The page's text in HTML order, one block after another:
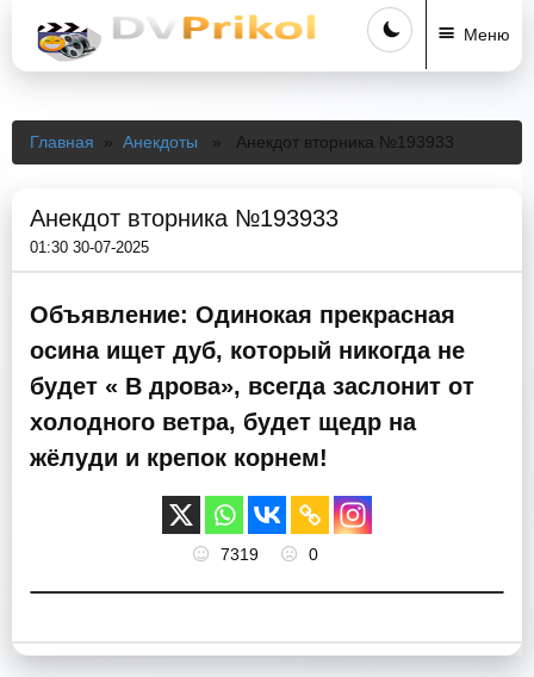
Меню
Главная » Анекдоты » Анекдот вторника №193933
Анекдот вторника №193933
01:30 30-07-2025
Объявление: Одинокая прекрасная
осина ищет дуб, который никогда не
будет « В дрова», всегда заслонит от
холодного ветра, будет щедр на
жёлуди и крепок корнем!
7319 0